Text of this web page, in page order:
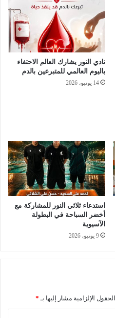
نادي النور يشارك العالم الاحتفاء
باليوم العالمي للمتبرعين بالدم
14 يونيو، 2026
استدعاء ثلاثي النور للمشاركة مع
أخضر السباحة في البطولة
الآسيوية
9 يونيو، 2026
الحقول الإلزامية مشار إليها بـ *